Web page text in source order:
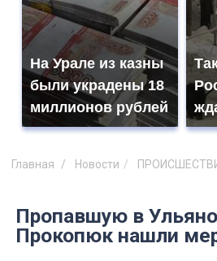
На Урале из казны
были украдены 18
миллионов рублей
Главная Новости
Пропавшую в
Прокопюк нашли